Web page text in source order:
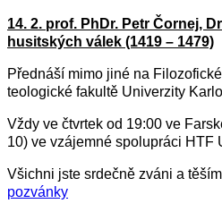
14. 2. prof. PhDr. Petr Čornej,
husitských válek (1419 – 1479)
Přednáší mimo jiné na
teologické fakultě Univerzity
Vždy ve čtvrtek od 19:00 ve
10) ve vzájemné spolupráci HTF
Všichni jste srdečně zváni a
pozvánky